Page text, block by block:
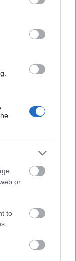
party tags to
in below Google
or
to
ítélni,
(szabálytalan
csapat
hogy a
például
megítélésével
Final 4 a